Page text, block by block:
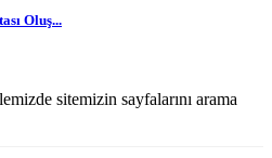
Oluş...
sitemizin sayfalarını arama